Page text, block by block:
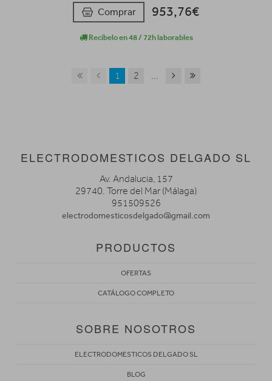
Comprar 953,76€
Recíbelo en 48 / 72h laborables
1 2 ...
ELECTRODOMESTICOS DELGADO SL
Av. Andalucia, 157
29740. Torre del Mar (Málaga)
951509526
electrodomesticosdelgado@gmail.com
PRODUCTOS
OFERTAS
CATÁLOGO COMPLETO
SOBRE NOSOTROS
ELECTRODOMESTICOS DELGADO SL
BLOG